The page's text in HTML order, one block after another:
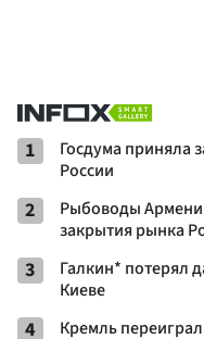
1
Госдума приняла
России
2
Рыбоводы
закрытия рынка
3
Галкин* потерял
Киеве
4
Кремль